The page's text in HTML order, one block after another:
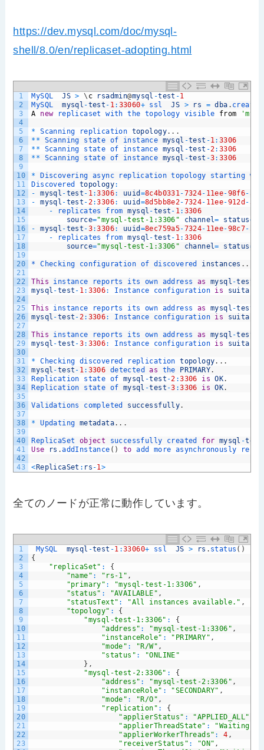
https://dev.mysql.com/doc/mysql-
shell/8.0/en/replicaset-adopting.html
1
2
3
4
5
6
7
8
9
10
11
12
13
14
15
16
17
18
19
20
21
22
23
24
25
26
27
28
29
30
31
32
33
34
35
36
37
38
39
40
41
42
43
MySQL JS > \ c rsadmin@mysql -test -1
MySQL mysql -test - 1: 33060+ ssl JS > rs = dba .
A
new replicaset with the topology visible from
* Scanning replication topology. . .
* * Scanning state of instance mysql -test -1: 3306
* * Scanning state of instance mysql -test -2: 3306
* * Scanning state of instance mysql -test -3: 3306
* Discovering async replication topology starting
Discovered topology:
-
mysql -test - 1:3306: uuid =8c4b0331-7324- 11ee-98f6-
-
mysql -test -2:3306: uuid =8d5bb8e2-7324- 11ee-912d -
-
replicates from mysql -test - 1: 3306
source="mysql-test-1:3306" channel= status=
-
mysql -test -3:3306: uuid =8ec759a5-7324- 11ee-98c7-
-
replicates from mysql -test - 1: 3306
source="mysql-test-1:3306" channel= status=
* Checking configuration of discovered instances . .
This instance reports its own address as mysql -test
mysql -test - 1: 3306: Instance configuration is suitable
This instance reports its own address as mysql -test
mysql -test -2: 3306: Instance configuration is suitable
This instance reports its own address as mysql -test
mysql -test -3: 3306: Instance configuration is suitable
* Checking discovered replication topology. . .
mysql -test - 1: 3306 detected as the PRIMARY.
Replication state of mysql -test -2 :3306 is OK.
Replication state of mysql -test -3 :3306 is OK.
Validations completed successfully.
* Updating metadata. . .
ReplicaSet object successfully created for mysql -test
Use
rs .addInstance ( ) to add more asynchronously
< ReplicaSet : rs -1>
全てのノードが正常に動作しています。
1
2
3
4
5
6
7
8
9
10
11
12
13
14
15
16
17
18
19
20
21
22
23
MySQL mysql -test -1 :33060+ ssl JS > rs . status ( )
{
"replicaSet" :
{
"name" : "rs-1" ,
"primary" : "mysql-test-1:3306" ,
"status" : "AVAILABLE" ,
"statusText" : "All instances available." ,
"topology" :
{
"mysql-test-1:3306" :
{
"address" : "mysql-test-1:3306" ,
"instanceRole" : "PRIMARY" ,
"mode" : "R/W" ,
"status" :
"ONLINE"
} ,
"mysql-test-2:3306" :
{
"address" : "mysql-test-2:3306" ,
"instanceRole" : "SECONDARY" ,
"mode" : "R/O" ,
"replication" :
{
"applierStatus" : "APPLIED_ALL"
"applierThreadState" :
"Waiting
"applierWorkerThreads" : 4 ,
"receiverStatus" : "ON" ,